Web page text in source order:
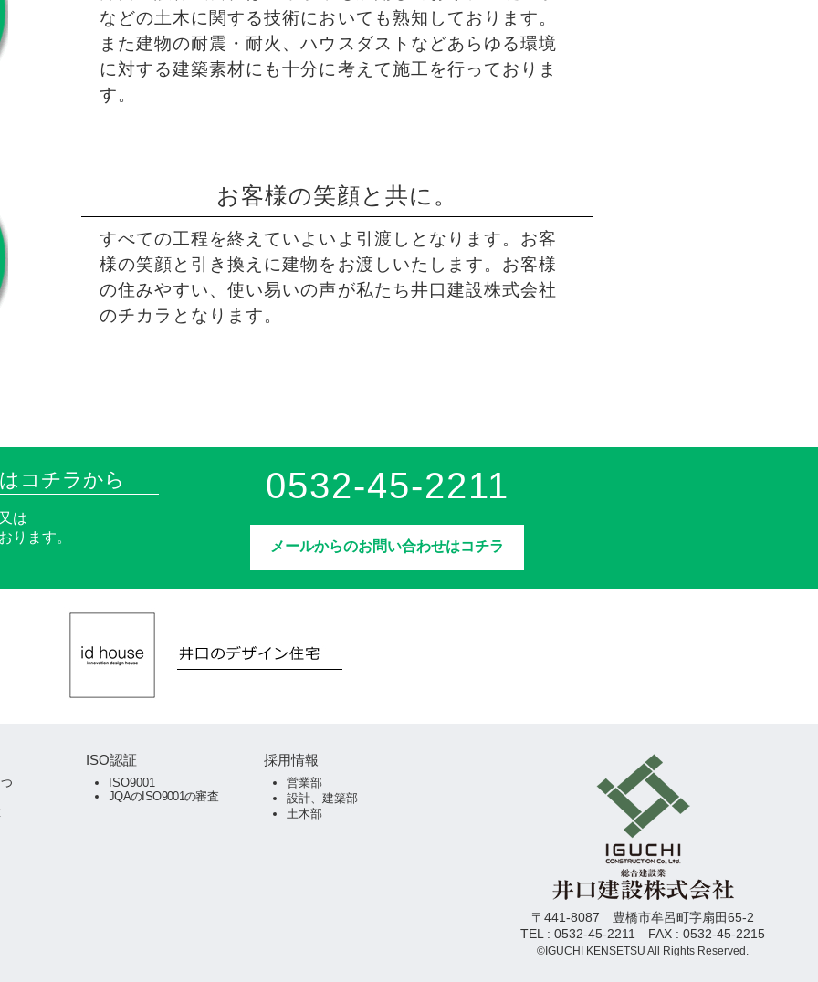
などの土木に関する技術においても熟知しております。
また建物の耐震・耐火、ハウスダストなどあらゆる環境
に対する建築素材にも十分に考えて施工を行っておりま
す。
お客様の笑顔と共に。
すべての工程を終えていよいよ引渡しとなります。お客
様の笑顔と引き換えに建物をお渡しいたします。お客様
の住みやすい、使い易いの声が私たち井口建設株式会社
のチカラとなります。
コチラから
は
ります。
0532-45-2211
メールからのお問い合わせはコチラ
ISO認証
ISO9001
JQAのISO9001の審査
採用情報
営業部
設計、建築部
土木部
〒441-8087 豊橋市牟呂町字扇田65-2
TEL : 0532-45-2211 FAX : 0532-45-2215
©IGUCHI KENSETSU All Rights Reserved.